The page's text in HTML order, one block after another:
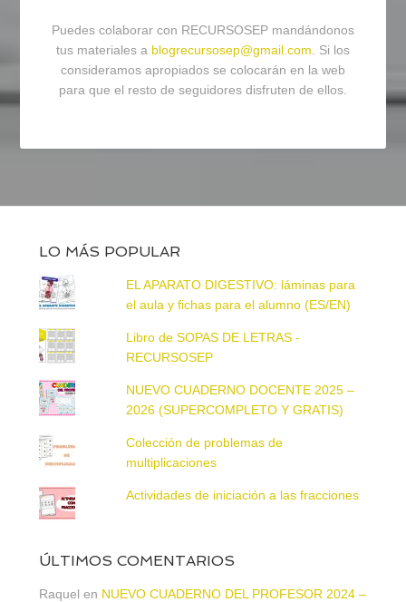
Puedes colaborar con RECURSOSEP mandándonos
tus materiales a blogrecursosep@gmail.com. Si los
consideramos apropiados se colocarán en la web
para que el resto de seguidores disfruten de ellos.
LO MÁS POPULAR
EL APARATO DIGESTIVO: láminas para
el aula y fichas para el alumno (ES/EN)
Libro de SOPAS DE LETRAS -
RECURSOSEP
NUEVO CUADERNO DOCENTE 2025 –
2026 (SUPERCOMPLETO Y GRATIS)
Colección de problemas de
multiplicaciones
Actividades de iniciación a las fracciones
ÚLTIMOS COMENTARIOS
Raquel en NUEVO CUADERNO DEL PROFESOR 2024 –